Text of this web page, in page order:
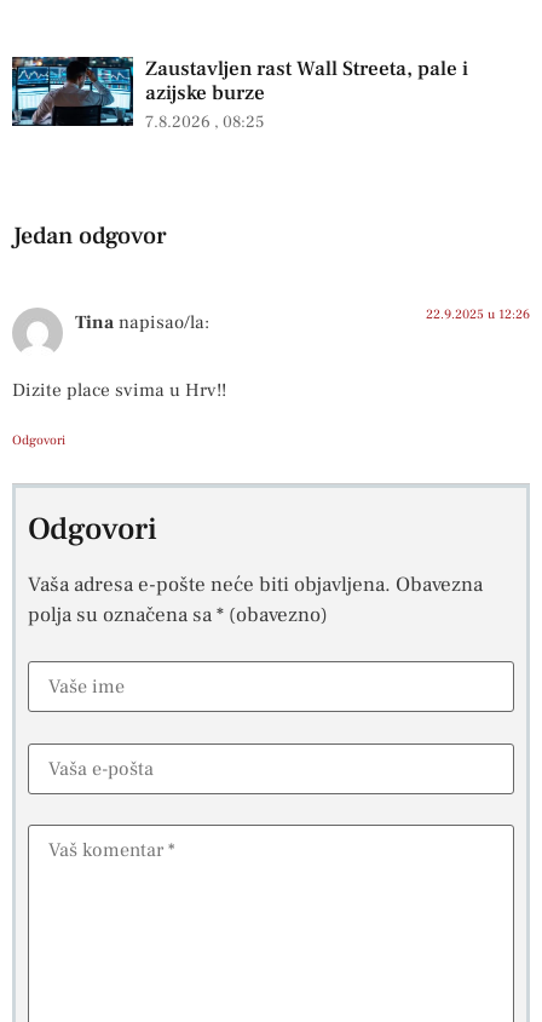
Zaustavljen rast Wall Streeta, pale i
azijske burze
7.8.2026 08:25
Jedan odgovor
Tina napisao/la: 22.9.2025 u 12:26
Dizite place svima u Hrv!!
Odgovori
Odgovori
Vaša adresa e-pošte neće biti objavljena. Obavezna
polja su označena sa* (obavezno)